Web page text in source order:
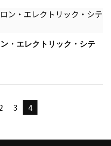
・エレクトリック・シテ
3 4